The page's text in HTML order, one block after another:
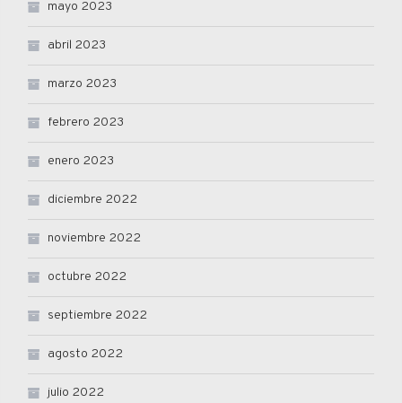
mayo 2023
abril 2023
marzo 2023
febrero 2023
enero 2023
diciembre 2022
noviembre 2022
octubre 2022
septiembre 2022
agosto 2022
julio 2022